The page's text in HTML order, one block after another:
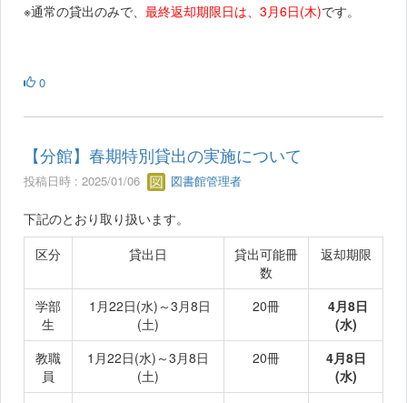
※通常の貸出のみで、 最終返却期限日は、3月6日(木)です。
0
【分館】春期特別貸出の実施について
投稿日時 : 2025/01/06 図書館管理者
下記のとおり取り扱います。
区分
貸出日
貸出可能冊
数
返却期限
学部
生
1月22日(水)～3月8日
(土)
20冊
4月8日
(水)
教職
員
1月22日(水)～3月8日
(土)
20冊
4月8日
(水)